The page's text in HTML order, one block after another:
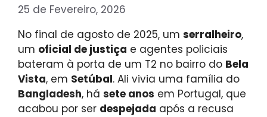
25 de Fevereiro, 2026
No final de agosto de 2025, um serralheiro,
um oficial de justiça e agentes policiais
bateram à porta de um T2 no bairro do Bela
Vista, em Setúbal. Ali vivia uma família do
Bangladesh, há sete anos em Portugal, que
acabou por ser despejada após a recusa